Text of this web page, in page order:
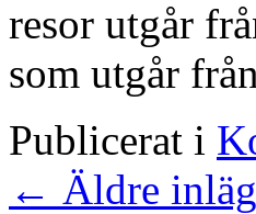
resor utgår
som utgår
Publicerat i
← Äldre